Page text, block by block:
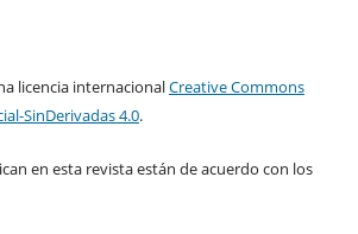
licencia internacionalCreative Commons
SinDerivadas 4.0.
en esta revista están de acuerdo con los